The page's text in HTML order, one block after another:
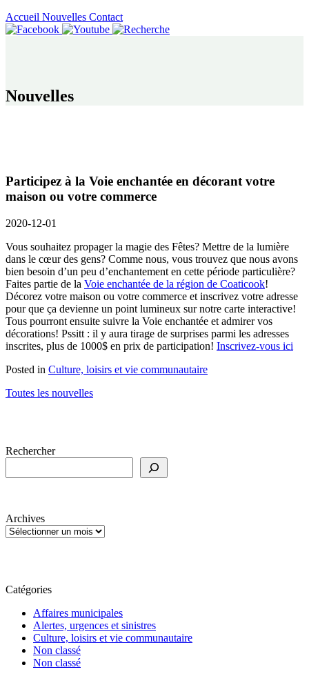
Accueil Nouvelles Contact
Nouvelles
Participez à la Voie enchantée en décorant votre
maison ou votre commerce
2020-12-01
Vous souhaitez propager la magie des Fêtes? Mettre de la lumière
dans le cœur des gens? Comme nous, vous trouvez que nous avons
bien besoin d’un peu d’enchantement en cette période particulière?
Faites partie de la Voie enchantée de la région de Coaticook!
Décorez votre maison ou votre commerce et inscrivez votre adresse
pour que ça devienne un point lumineux sur notre carte interactive!
Tous pourront ensuite suivre la Voie enchantée et admirer vos
décorations! Pssitt : il y aura tirage de surprises parmi les adresses
inscrites, plus de 1000$ en prix de participation! Inscrivez-vous ici
Posted in Culture, loisirs et vie communautaire
Toutes les nouvelles
Rechercher
Archives
Catégories
Affaires municipales
Alertes, urgences et sinistres
Culture, loisirs et vie communautaire
Non classé
Non classé